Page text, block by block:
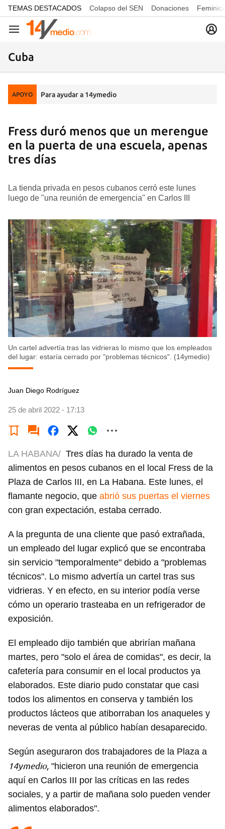
common.go-to-content
TEMAS DESTACADOS Colapso del SEN Donaciones
Navegación
Cuba
APOYO Para ayudar a 14ymedio
Fress duró menos que un merengue
en la puerta de una escuela, apenas
tres días
La tienda privada en pesos cubanos cerró este lunes
luego de "una reunión de emergencia" en Carlos III
Un cartel advertía tras las vidrieras lo mismo que los empleados
del lugar: estaría cerrado por "problemas técnicos". (14ymedio)
Juan Diego Rodríguez
25 de abril 2022 - 17:13
LA HABANA/ Tres días ha durado la venta de
alimentos en pesos cubanos en el local Fress de la
Plaza de Carlos III, en La Habana. Este lunes, el
flamante negocio, que abrió sus puertas el viernes
con gran expectación, estaba cerrado.
A la pregunta de una cliente que pasó extrañada,
un empleado del lugar explicó que se encontraba
sin servicio "temporalmente" debido a "problemas
técnicos". Lo mismo advertía un cartel tras sus
vidrieras. Y en efecto, en su interior podía verse
cómo un operario trasteaba en un refrigerador de
exposición.
El empleado dijo también que abrirían mañana
martes, pero "solo el área de comidas", es decir, la
cafetería para consumir en el local productos ya
elaborados. Este diario pudo constatar que casi
todos los alimentos en conserva y también los
productos lácteos que atiborraban los anaqueles y
neveras de venta al público habían desaparecido.
Según aseguraron dos trabajadores de la Plaza a
14ymedio, "hicieron una reunión de emergencia
aquí en Carlos III por las críticas en las redes
sociales, y a partir de mañana solo pueden vender
alimentos elaborados".